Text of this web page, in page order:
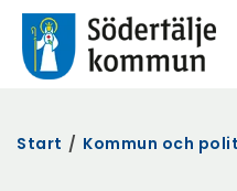
Start / Kommun och